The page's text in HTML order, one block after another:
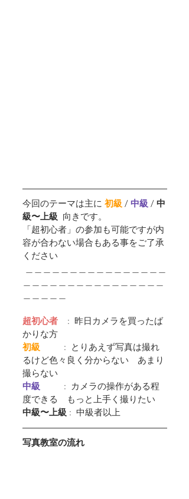
今回のテーマは主に 初級 / 中級 / 中
級〜上級 向きです。
「超初心者」の参加も可能ですが内
容が合わない場合もある事をご了承
ください
超初心者
    :  昨日カメラを買ったば
かりな方
初級
:  とりあえず写真は撮れ
るけど色々良く分からない　あまり
撮らない
中級
:  カメラの操作がある程
度できる　もっと上手く撮りたい
中級〜上級 :  中級者以上
写真教室の流れ